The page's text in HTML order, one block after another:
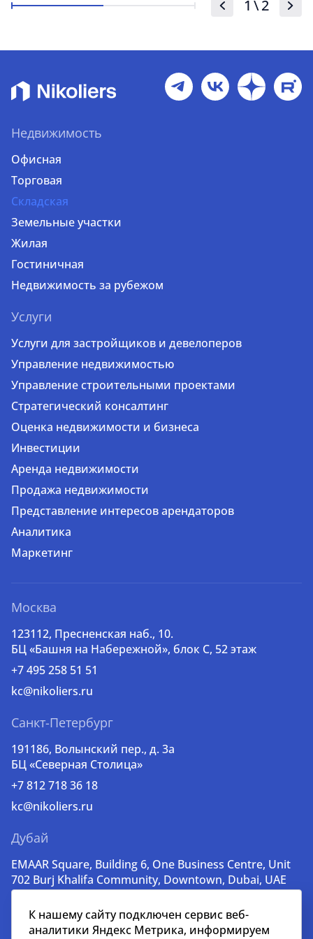
1 \2
Недвижимость
Офисная
Торговая
Складская
Земельные участки
Жилая
Гостиничная
Недвижимость за рубежом
Услуги
Услуги для застройщиков и девелоперов
Управление недвижимостью
Управление строительными проектами
Стратегический консалтинг
Оценка недвижимости и бизнеса
Инвестиции
Аренда недвижимости
Продажа недвижимости
Представление интересов арендаторов
Аналитика
Маркетинг
Москва
123112, Пресненская наб., 10.
БЦ «Башня на Набережной», блок С, 52 этаж
+7 495 258 51 51
kc@nikoliers.ru
Санкт-Петербург
191186, Волынский пер., д. 3a
БЦ «Северная Столица»
+7 812 718 36 18
kc@nikoliers.ru
Дубай
EMAAR Square, Building 6, One Business Centre, Unit
702 Burj Khalifa Community, Downtown, Dubai, UAE
lead@nikoliers-global.com
К нашему сайту подключен сервис веб-
аналитики Яндекс Метрика, информируем